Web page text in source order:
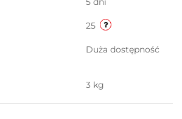
25
Duża dostępność
3 kg